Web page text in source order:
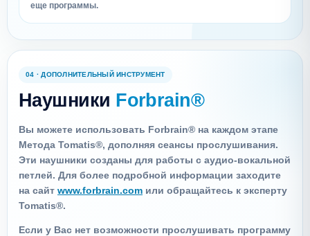
еще программы.
04 · ДОПОЛНИТЕЛЬНЫЙ ИНСТРУМЕНТ
Наушники Forbrain®
Вы можете использовать Forbrain® на каждом этапе
Метода Tomatis®, дополняя сеансы прослушивания.
Эти наушники созданы для работы с аудио-вокальной
петлей. Для более подробной информации заходите
на сайт www.forbrain.com или обращайтесь к эксперту
Tomatis®.
Если у Вас нет возможности прослушивать программу